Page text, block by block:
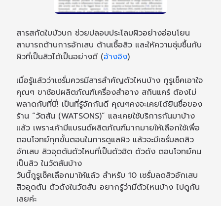
สารสกัดใบบัวบก ช่วยปลอบประโลมผิวอย่างอ่อนโยน
สามารถต้านการอักเสบ ต้านเชื้อสิว และให้ความชุ่มชื้นกับ
ผิวที่เป็นสิวได้เป็นอย่างดี (อ้างอิง)
เมื่อรู้แล้วว่าเซรั่มควรมีสารสำคัญตัวไหนบ้าง กูรูเช็คเอาใจ
คุณๆ ขาช้อปผลิตภัณฑ์เครื่องสำอาง สกินแคร์ ต้องไม่
พลาดกับที่นี่! เป็นที่รู้จักกันดี คุณๆคงจะเคยได้ยินชื่อของ
ร้าน “วัตสัน (WATSONS)” และเคยใช้บริการกันมาบ้าง
แล้ว เพราะเค้ามีแบรนด์ผลิตภัณฑ์มากมายให้เลือกใช้เพื่อ
ตอบโจทย์ทุกขั้นตอนในการดูแลผิว แล้วจะมีเซรั่มลดสิว
อักเสบ สิวอุดตันตัวไหนที่เป็นตัวฮิต ตัวดัง ตอบโจทย์คน
เป็นสิว ในวัตสันบ้าง
วันนี้กูรูเช็คเลือกมาให้แล้ว สำหรับ 10 เซรั่มลดสิวอักเสบ
สิวอุดตัน ตัวดังในวัตสัน อยากรู้ว่ามีตัวไหนบ้าง ไปดูกัน
เลยค่ะ